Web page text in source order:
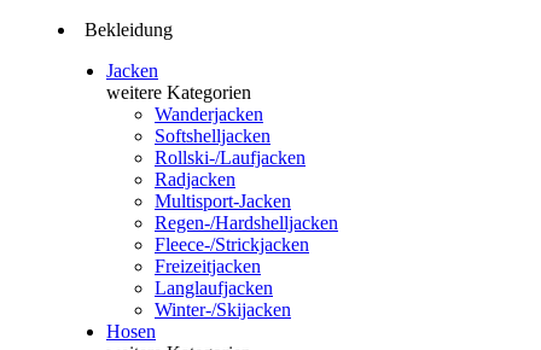
Bekleidung
Jacken
weitere Kategorien
Wanderjacken
Softshelljacken
Rollski-/Laufjacken
Radjacken
Multisport-Jacken
Regen-/Hardshelljacken
Fleece-/Strickjacken
Freizeitjacken
Langlaufjacken
Winter-/Skijacken
Hosen